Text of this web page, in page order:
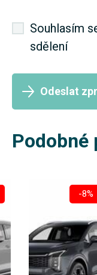
Souhlasím
sdělení
Odeslat
Podobné
-8%